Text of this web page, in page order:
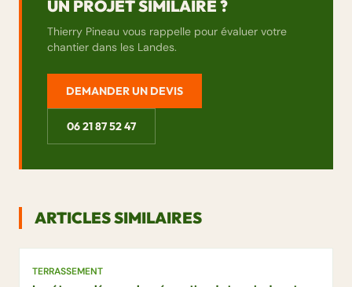
UN PROJET SIMILAIRE ?
Thierry Pineau vous rappelle pour évaluer votre
chantier dans les Landes.
DEMANDER UN DEVIS
06 21 87 52 47
ARTICLES SIMILAIRES
TERRASSEMENT